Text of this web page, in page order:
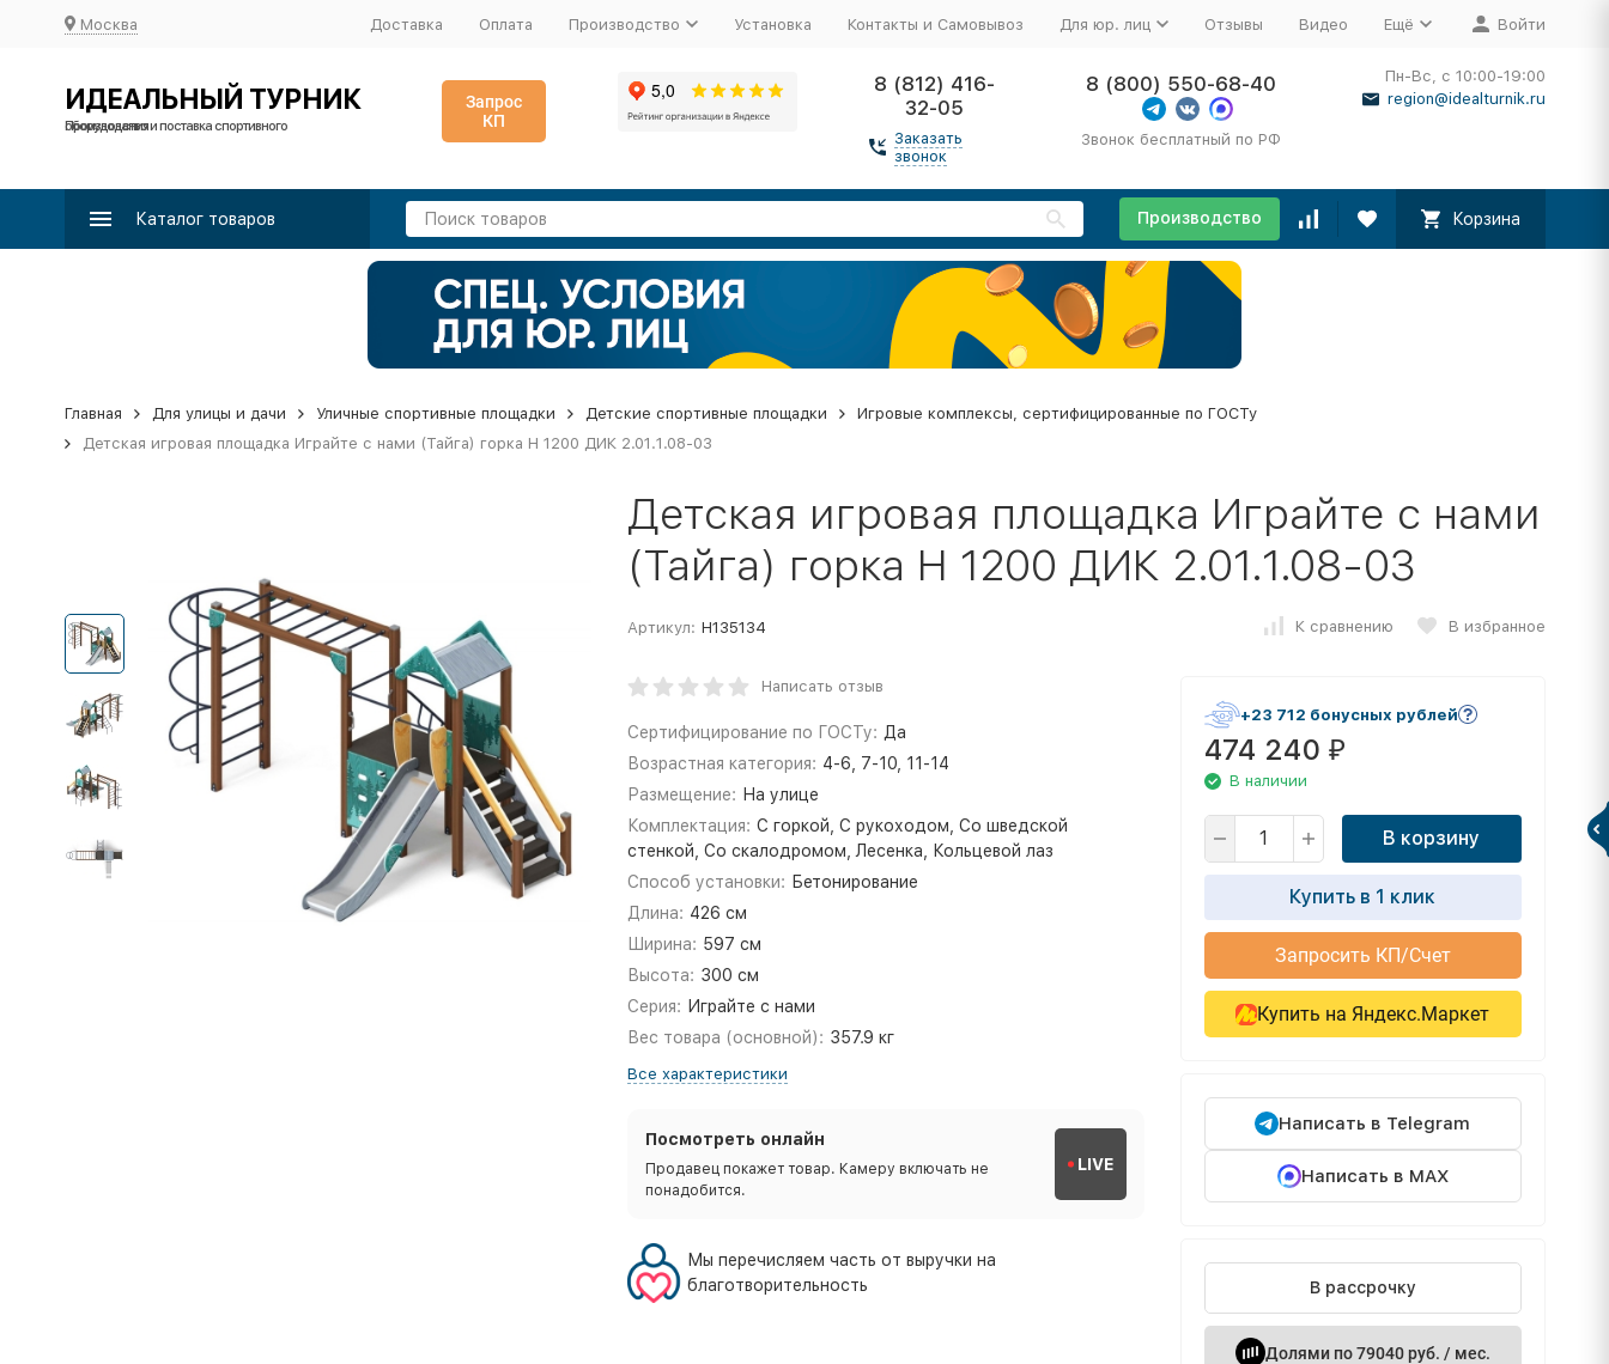
Москва Доставка Оплата Производство Установка Контакты и Самовывоз Для юр. лиц Отзывы Видео Ещё Войти
ИДЕАЛЬНЫЙ ТУРНИК
Производство и поставка спортивного оборудования
Запрос
КП
8 (812) 416-
32-05
Заказать
звонок
8 (800) 550-68-40
Звонок бесплатный по РФ
Пн-Вс, с 10:00-19:00
region@idealturnik.ru
Каталог товаров Производство Корзина
Главная Для улицы и дачи Уличные спортивные площадки Детские спортивные площадки
Игровые комплексы, сертифицированные по ГОСТу
Детская игровая площадка Играйте с нами (Тайга) горка Н 1200 ДИК 2.01.1.08-03
Детская игровая площадка Играйте с нами
(Тайга) горка Н 1200 ДИК 2.01.1.08-03
Артикул: Н135134 К сравнению В избранное
Написать отзыв
Сертифицирование по ГОСТу: Да
Возрастная категория: 4-6, 7-10, 11-14
Размещение: На улице
Комплектация: С горкой, С рукоходом, Со шведской
стенкой, Со скалодромом, Лесенка, Кольцевой лаз
Способ установки: Бетонирование
Длина: 426 см
Ширина: 597 см
Высота: 300 см
Серия: Играйте с нами
Вес товара (основной): 357.9 кг
Все характеристики
Посмотреть онлайн
Продавец покажет товар. Камеру включать не
понадобится.
LIVE
Мы перечисляем часть от выручки на
благотворительность
+23 712 бонусных рублей
474 240 ₽
В наличии
В корзину
Купить в 1 клик
Запросить КП/Счет
Купить на Яндекс.Маркет
Написать в Telegram
Написать в MAX
В рассрочку
Долями по 79040 руб. / мес.